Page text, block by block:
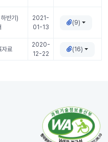
반기)
2021-
01-13
(9)
자료
2020-
12-22
(16)